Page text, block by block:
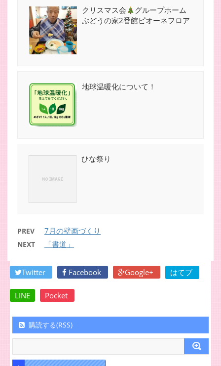
クリスマス会
グループホーム
ぶどうの家2番館ピオーネフロア
地球温暖化について！
ひな祭り
PREV 7月の壁画づくり
NEXT 「書道」
Twitter Facebook Google+ はてブ
LINE Pocket
購読する(RSS)